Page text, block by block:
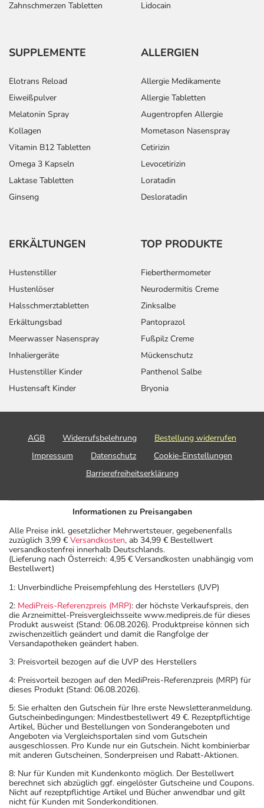
Dr.-Reckeweg-Str. 2-4
herunterladen.
Zahnschmerzen Tabletten
Lidocain
SUPPLEMENTE
Elotrans Reload
Eiweißpulver
Melatonin Spray
Kollagen
Vitamin B12 Tabletten
Omega 3 Kapseln
Laktase Tabletten
Ginseng
ALLERGIEN
Allergie Medikamente
Allergie Tabletten
Augentropfen Allergie
Mometason Nasenspray
Cetirizin
Levocetirizin
Loratadin
Desloratadin
ERKÄLTUNGEN
Hustenstiller
Hustenlöser
Halsschmerztabletten
Erkältungsbad
Meerwasser Nasenspray
Inhaliergeräte
Hustenstiller Kinder
Hustensaft Kinder
TOP PRODUKTE
Fieberthermometer
Neurodermitis Creme
Zinksalbe
Pantoprazol
Fußpilz Creme
Mückenschutz
Panthenol Salbe
Bryonia
AGB Widerrufsbelehrung
Bestellung widerrufen
Impressum
Datenschutz
Cookie-Einstellungen
Barrierefreiheitserklärung
Informationen zu Preisangaben
Alle Preise inkl. gesetzlicher Mehrwertsteuer, gegebenenfalls
zuzüglich 3,99 € Versandkosten, ab 34,99 € Bestellwert
versandkostenfrei innerhalb Deutschlands.
(Lieferung nach Österreich: 4,95 € Versandkosten unabhängig vom
Bestellwert)
1: Unverbindliche Preisempfehlung des Herstellers (UVP)
2: MediPreis-Referenzpreis (MRP): der höchste Verkaufspreis, den
die Arzneimittel-Preisvergleichsseite www.medipreis.de für dieses
Produkt ausweist (Stand: 06.08.2026). Produktpreise können sich
zwischenzeitlich geändert und damit die Rangfolge der
Versandapotheken geändert haben.
3: Preisvorteil bezogen auf die UVP des Herstellers
4: Preisvorteil bezogen auf den MediPreis-Referenzpreis (MRP) für
dieses Produkt (Stand: 06.08.2026).
5: Sie erhalten den Gutschein für Ihre erste Newsletteranmeldung.
Gutscheinbedingungen: Mindestbestellwert 49 €. Rezeptpflichtige
Artikel, Bücher und Bestellungen von Sonderangeboten und
Angeboten via Vergleichsportalen sind vom Gutschein
ausgeschlossen. Pro Kunde nur ein Gutschein. Nicht kombinierbar
mit anderen Gutscheinen, Sonderpreisen und Rabatt-Aktionen.
8: Nur für Kunden mit Kundenkonto möglich. Der Bestellwert
berechnet sich abzüglich ggf. eingelöster Gutscheine und Coupons.
Nicht auf rezeptpflichtige Artikel und Bücher anwendbar und gilt
nicht für Kunden mit Sonderkonditionen.